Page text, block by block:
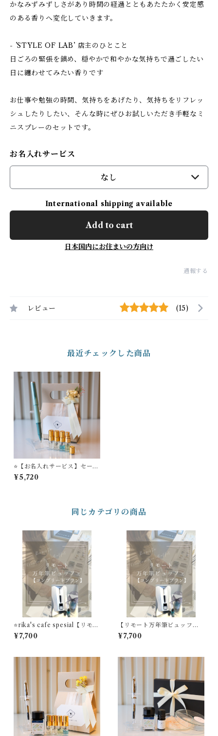
かなみずみずしさがあり時間の経過とともあたたかく安定感
のある香りへ変化していきます。
- ’STYLE OF LAB’ 店主のひとこと
日ごろの緊張を鎮め、穏やかで和やかな気持ちで過ごしたい
日に纏わせてみたい香りです
お仕事や勉強の時間、気持ちをあげたり、気持ちをリフレッ
シュしたりしたい、そんな時にぜひお試しいただき手軽なミ
ニスプレーのセットです。
お名入れサービス
なし
International shipping available
Add to cart
日本国内にお住まいの方向け
通報する
レビュー (15)
最近チェックした商品
⭐️【お名入れサービス】セーラ
ー万年筆 ボールペン ’TUZ
U’ ＋ STYLE OF LABオ
¥5,720
同じカテゴリの商品
⭐️rika's cafe spesial【リモー
ト万年筆ビュッフェ】 コン
プリートプラン 万年筆１
スプレー STYLE OF LAB
¥7,700
【リモート万年筆ビュッフ
ェ】 コンプリートプラン
万年筆１本 リモート万年筆
グランススプレー STYLE O
¥7,700